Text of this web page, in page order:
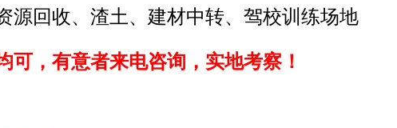
源回收、渣土、建材中转、驾校训练场地
，有意者来电咨询，实地考察！